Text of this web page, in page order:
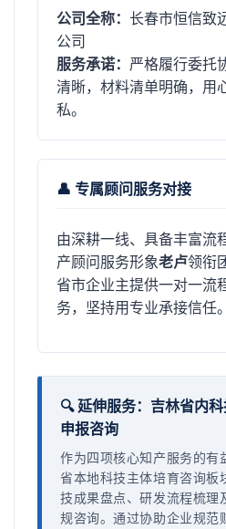
公司全称： 长春市恒信致
公司
服务承诺： 严格履行委托
清晰，材料清单明确，用
私。
👤 专属顾问服务对接
由深耕一线、具备丰富流
产顾问服务形象老卢领衔
省市企业主提供一对一流
务，坚持用专业承接信任。
🔍 延伸服务：吉林省内
申报咨询
作为四项核心知产服务的有
省本地科技主体培育咨询板
技成果盘点、研发流程梳理
规咨询。通过协助企业规范